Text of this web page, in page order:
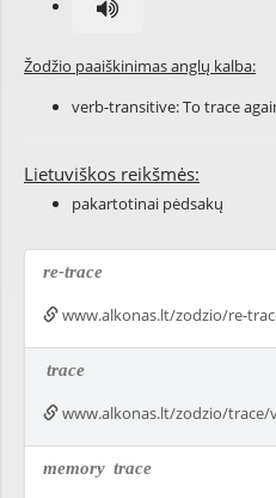
Žodžio paaiškinimas anglų kalba:
verb-transitive: To trace
Lietuviškos reikšmės:
pakartotinai pėdsakų
re-trace
www.alkonas.lt/zodzio/re-
trace
www.alkonas.lt/zodzio/trace/
memory trace